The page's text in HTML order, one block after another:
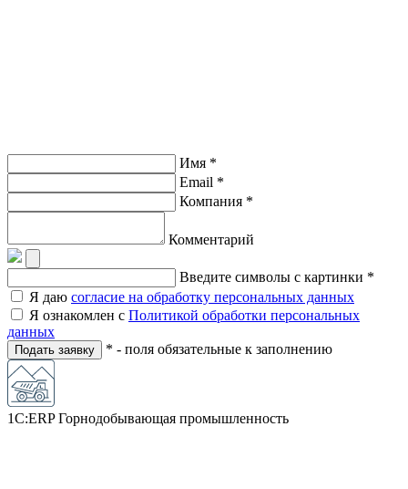
Имя *
Email *
Компания *
Комментарий
Введите символы с картинки *
Я даю согласие на обработку персональных данных
Я ознакомлен с Политикой обработки персональных
данных
Подать заявку * - поля обязательные к заполнению
1С:ERP Горнодобывающая промышленность